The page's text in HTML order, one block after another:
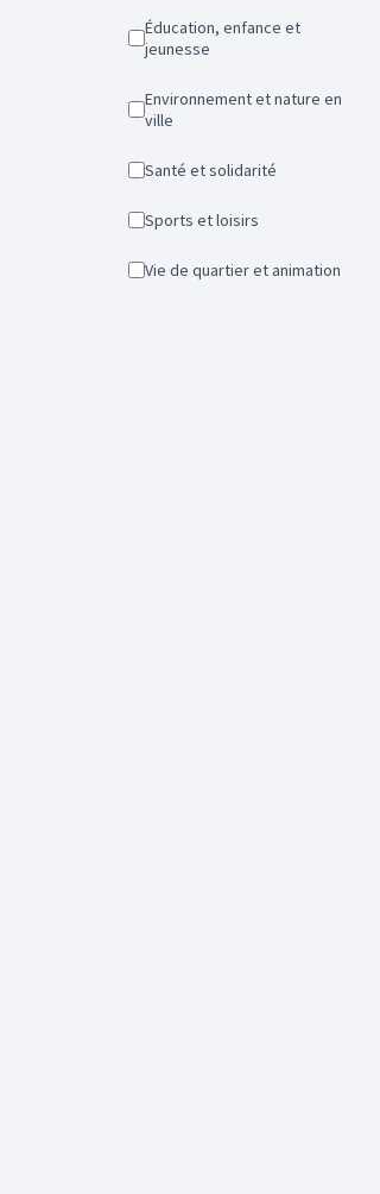
Éducation, enfance et
jeunesse
Environnement et nature en
ville
Santé et solidarité
Sports et loisirs
Vie de quartier et animation